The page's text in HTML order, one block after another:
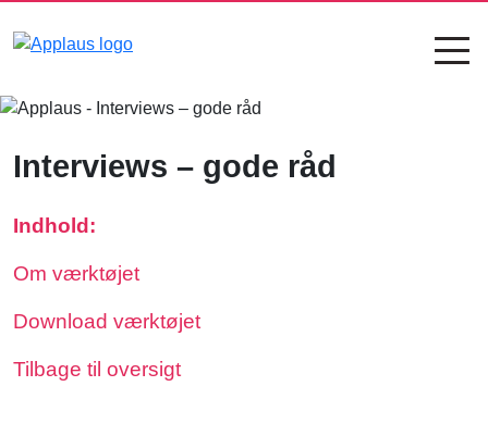
Interviews – gode råd
Indhold:
Om værktøjet
Download værktøjet
Tilbage til oversigt